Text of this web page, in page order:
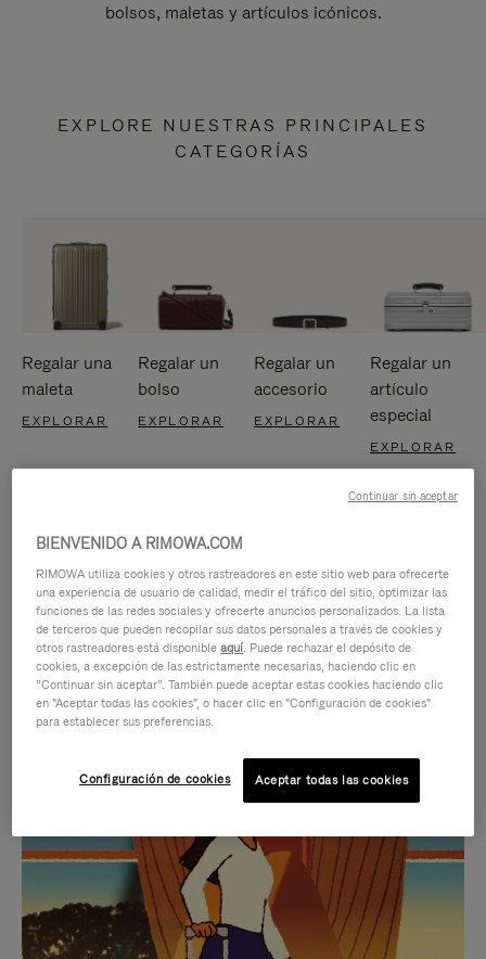
bolsos, maletas y artículos icónicos.
EXPLORE NUESTRAS PRINCIPALES
CATEGORÍAS
Regalar una
maleta
EXPLORAR
Regalar un
bolso
EXPLORAR
Regalar un
accesorio
EXPLORAR
Regalar un
artículo
especial
EXPLORAR
VÍDEO
NO
ESTÁ
PAUSADO,
PULSE
SONIDO
DEL
VÍDEO
ESTÁ
DESACTIVADO:
IDAS DE REGALO CUIDADOSAMENTE ELEGIDAS
Encuentre su compañero de
viaje ideal
BIENVENIDO A RIMOWA.COM
RIMOWA utiliza cookies y otros rastreadores en este sitio web para ofrecerte
una experiencia de usuario de calidad, medir el tráfico del sitio, optimizar las
funciones de las redes sociales y ofrecerte anuncios personalizados. La lista
de terceros que pueden recopilar sus datos personales a través de cookies y
otros rastreadores está disponibleaquí. Puede rechazar el depósito de
cookies, a excepción de las estrictamente necesarias, haciendo clic en
“Continuar sin aceptar”. También puede aceptar estas cookies haciendo clic
en "Aceptar todas las cookies", o hacer clic en "Configuración de cookies"
para establecer sus preferencias.
Configuración de cookies Aceptar todas las cookies
Continuar sin aceptar